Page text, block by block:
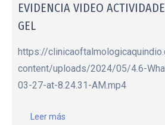
EVIDENCIA VIDEO
GEL
https://
content/uploads/2024/05/4.6-
03-27-at-8.24.31-AM.mp4
Leer más